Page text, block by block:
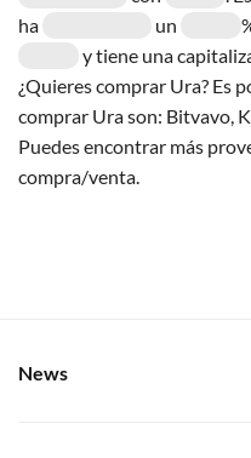
ha
un
y tiene una
¿Quieres comprar Ura? Es
comprar Ura son: Bitvavo,
Puedes encontrar más
compra/venta.
News